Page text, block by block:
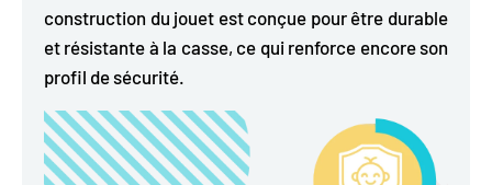
construction du jouet est conçue pour être durable
et résistante à la casse, ce qui renforce encore son
profil de sécurité.